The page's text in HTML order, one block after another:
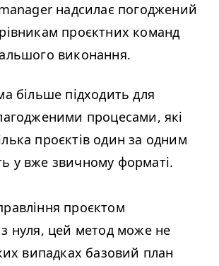
надсилає погоджений
проєктних команд
виконання.
більше підходить для
процесами, які
проєктів один за одним
у вже звичному форматі.
проєктом
нуля, цей метод може не
випадках базовий план